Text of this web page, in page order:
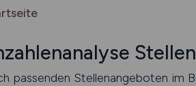
passenden Stellenangeboten im